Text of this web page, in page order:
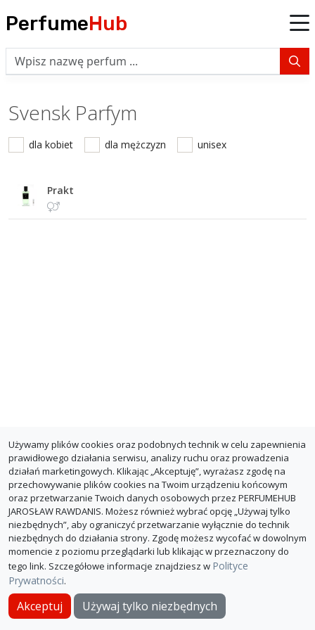
PerfumeHub
Svensk Parfym
dla kobiet dla mężczyzn unisex
Prakt
O PerfumeHub Polityka Prywatności Dla sklepów
© PerfumeHub 2026
Używamy plików cookies oraz podobnych technik w celu zapewnienia
prawidłowego działania serwisu, analizy ruchu oraz prowadzenia
działań marketingowych. Klikając „Akceptuję”, wyrażasz zgodę na
przechowywanie plików cookies na Twoim urządzeniu końcowym
oraz przetwarzanie Twoich danych osobowych przez PERFUMEHUB
JAROSŁAW RAWDANIS. Możesz również wybrać opcję „Używaj tylko
niezbędnych”, aby ograniczyć przetwarzanie wyłącznie do technik
niezbędnych do działania strony. Zgodę możesz wycofać w dowolnym
momencie z poziomu przeglądarki lub klikając w przeznaczony do
tego link. Szczegółowe informacje znajdziesz w Polityce
Prywatności.
Akceptuj Używaj tylko niezbędnych